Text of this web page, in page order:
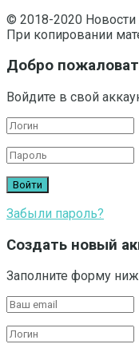
© 2018-2020 Новости
При копировании
Добро
Войдите в свой
Забыли пароль?
Создать новый
Заполните форму